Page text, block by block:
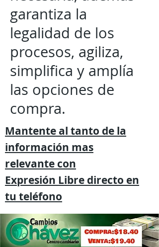
garantiza la
legalidad de los
procesos, agiliza,
simplifica y amplía
las opciones de
compra.
Mantente al tanto de la
información mas
relevante con
Expresión Libre directo en
tu teléfono